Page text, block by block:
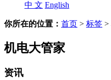
中 文 English
你所在的位置： 首页 > 标签 >
机电大管家
资讯